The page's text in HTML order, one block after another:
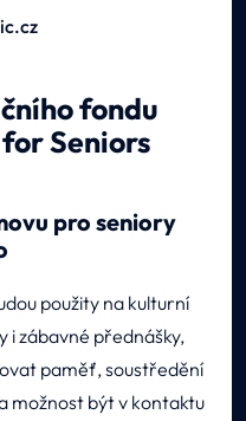
fondu
Seniors
pro seniory
použity na kulturní
i zábavné přednášky,
paměť, soustředění
možnost být v kontaktu